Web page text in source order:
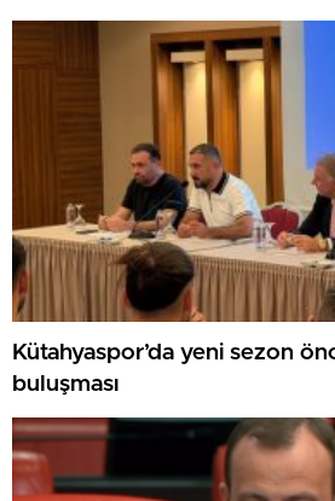
GAZİLERİ AĞIRLADI
Kütahyaspor’da yeni sezon
buluşması